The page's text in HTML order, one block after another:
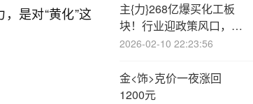
是对“黄化”这
主{力}268亿爆买化工板
块！行业迎政策风口，化
工ETF（516020）盘中
处低位，拐点将至？
2026-02-10 22:23:56
金<饰>克价一夜涨回
1200元